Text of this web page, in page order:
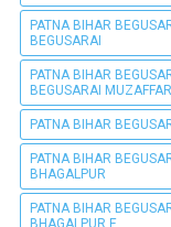
PATNA BIHAR
BEGUSARAI
PATNA BIHAR
BEGUSARAI
PATNA BIHAR
PATNA BIHAR
BHAGALPUR
PATNA BIHAR
BHAGALPUR E